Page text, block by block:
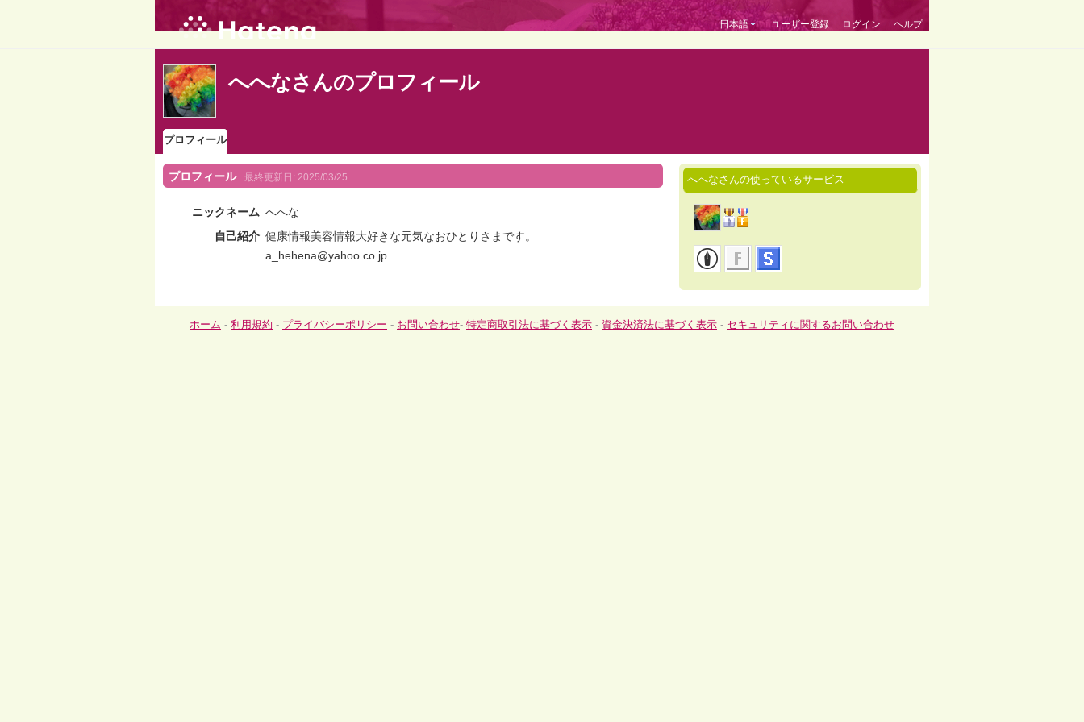
日本語 ユーザー登録 ログイン ヘルプ
へへなさんのプロフィール
プロフィール
プロフィール 最終更新日: 2025/03/25
ニックネーム へへな
自己紹介 健康情報美容情報大好きな元気なおひとりさまです。
a_hehena@yahoo.co.jp
へへなさんの使っているサービス
ホーム - 利用規約 - プライバシーポリシー - お問い合わせ- 特定商取引法に基づく表示 - 資金決済法に基づく表示 - セキュリティに関するお問い合わせ